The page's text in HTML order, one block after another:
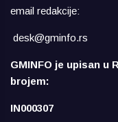
email redakcije:
desk@gminfo.rs
GMINFO je upisan u
brojem:
IN000307